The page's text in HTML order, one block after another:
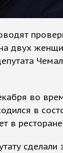
двух
во
в
в
сделали